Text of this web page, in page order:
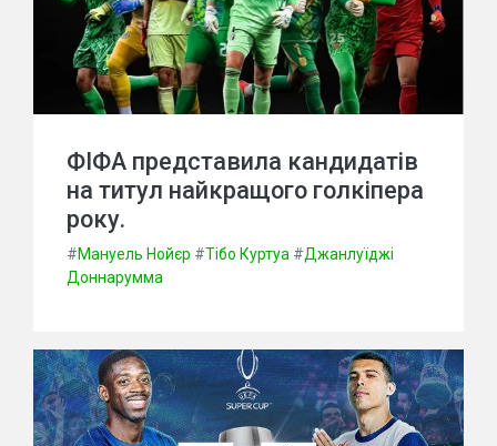
ФІФА представила кандидатів
на титул найкращого голкіпера
року.
#Мануель Нойєр #Тібо Куртуа #Джанлуїджі
Доннарумма